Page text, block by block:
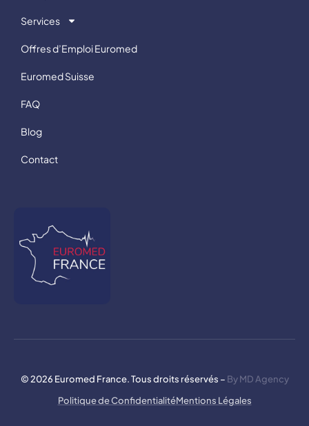
Services
Offres d’Emploi Euromed
Euromed Suisse
FAQ
Blog
Contact
© 2026 Euromed France. Tous droits réservés – By MD Agency
Politique de ConfidentialitéMentions Légales